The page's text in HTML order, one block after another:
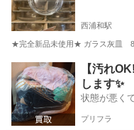
西浦和駅
★完全新品未使用★ ガラス灰皿 8
埼玉 さいたま市 西浦和
【汚れ
します✨
状態が悪く
プリフラ